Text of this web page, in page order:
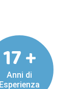
17+
Anni di
Esperienza